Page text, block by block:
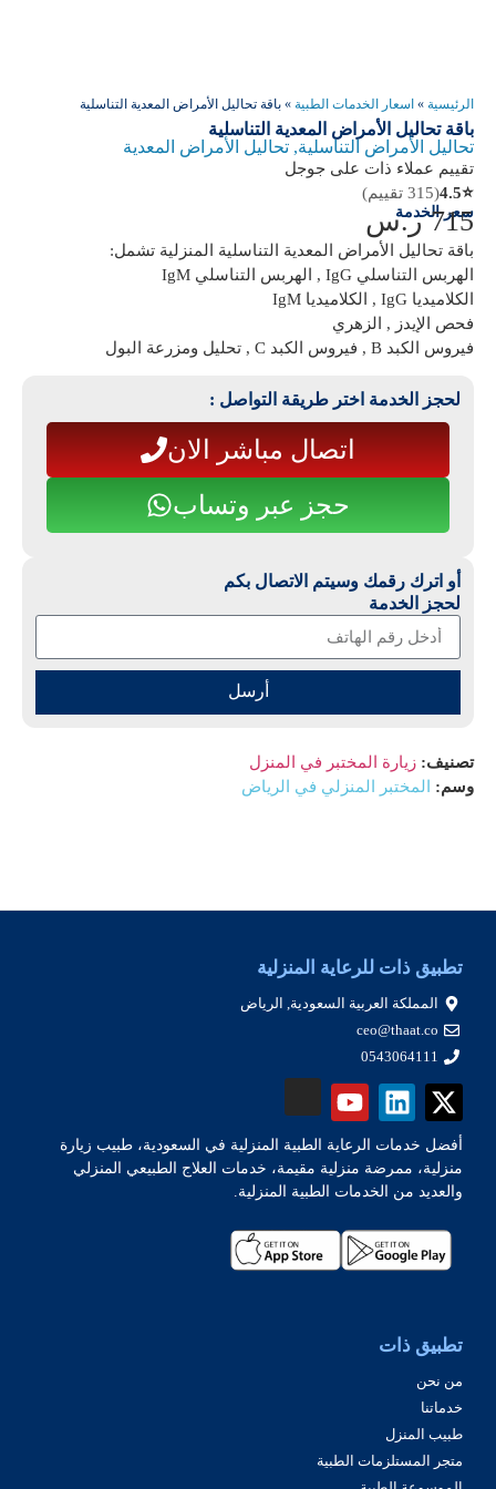
الرئيسية » اسعار الخدمات الطبية » باقة تحاليل الأمراض المعدية التناسلية
باقة تحاليل الأمراض المعدية التناسلية
تحاليل الأمراض التناسلية, تحاليل الأمراض المعدية
تقييم عملاء ذات على جوجل
⭐
4.5(315 تقييم)
سعر الخدمة
715 ر.س
باقة تحاليل الأمراض المعدية التناسلية المنزلية تشمل:
الهربس التناسلي IgG , الهربس التناسلي IgM
الكلاميديا IgG , الكلاميديا IgM
فحص الإيدز , الزهري
فيروس الكبد B , فيروس الكبد C , تحليل ومزرعة البول
لحجز الخدمة اختر طريقة التواصل :
اتصال مباشر الان
حجز عبر وتساب
أو اترك رقمك وسيتم الاتصال بكم
لحجز الخدمة
أرسل
تصنيف: زيارة المختبر في المنزل
وسم:
المختبر المنزلي في الرياض
تطبيق ذات للرعاية المنزلية
المملكة العربية السعودية, الرياض
ceo@thaat.co
0543064111
أفضل خدمات الرعاية الطبية المنزلية في السعودية، طبيب زيارة
منزلية، ممرضة منزلية مقيمة، خدمات العلاج الطبيعي المنزلي
والعديد من الخدمات الطبية المنزلية.
تطبيق ذات
من نحن
خدماتنا
طبيب المنزل
متجر المستلزمات الطبية